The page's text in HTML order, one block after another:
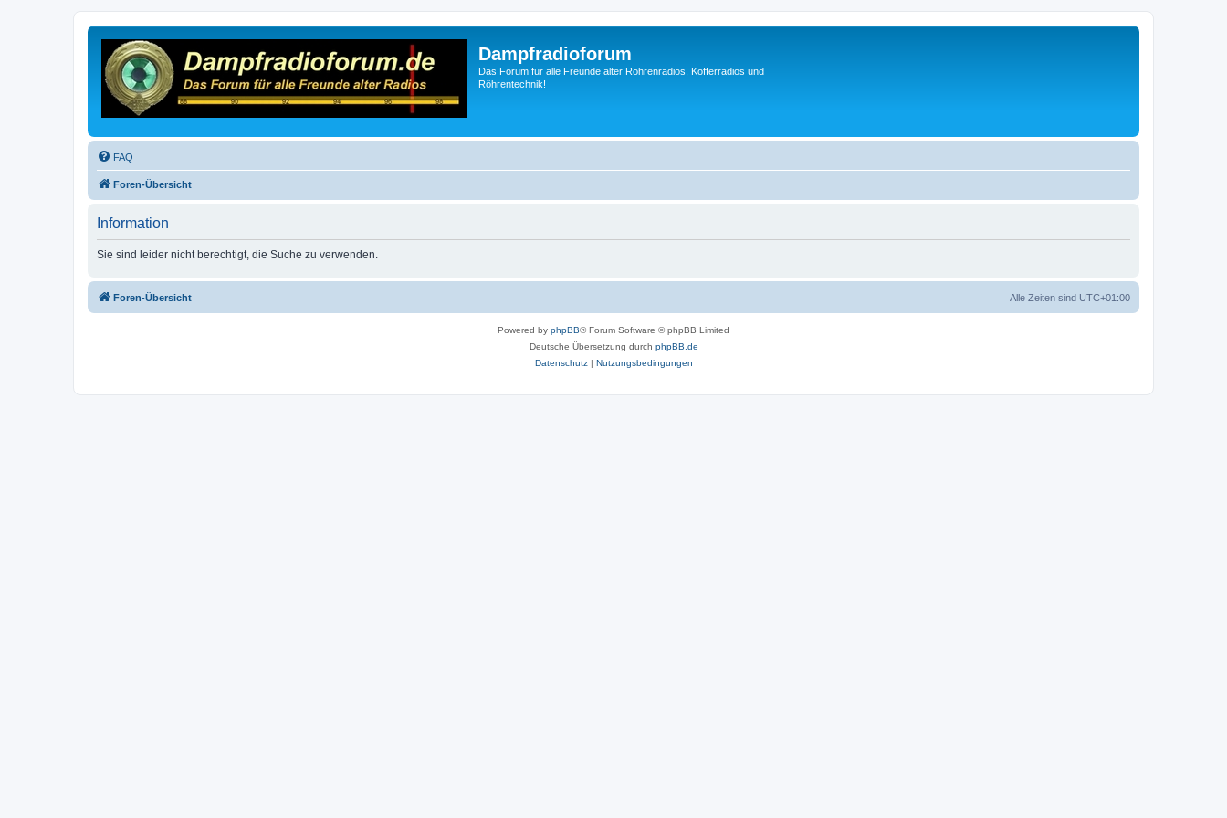
Dampfradioforum
Das Forum für alle Freunde alter Röhrenradios, Kofferradios und
Röhrentechnik!
FAQ
Foren-Übersicht
Information
Sie sind leider nicht berechtigt, die Suche zu verwenden.
Foren-Übersicht Alle Zeiten sind UTC+01:00
Powered by phpBB® Forum Software © phpBB Limited
Deutsche Übersetzung durch phpBB.de
Datenschutz| Nutzungsbedingungen